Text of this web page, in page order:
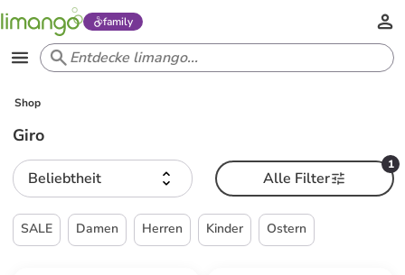
family
Shop
Giro
Beliebtheit
1
Alle Filter
SALE Damen Herren Kinder Ostern